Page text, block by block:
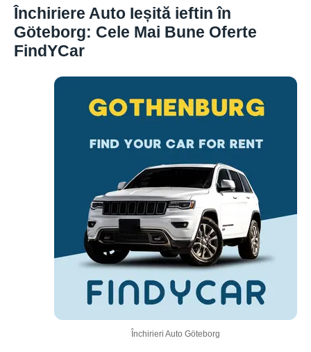
Închiriere Auto Ieșită ieftin în
Göteborg: Cele Mai Bune Oferte
FindYCar
Închirieri Auto Göteborg